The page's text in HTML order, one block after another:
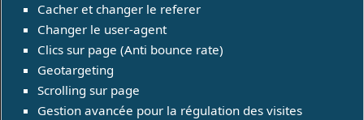
Cacher et changer le referer
Changer le user-agent
Clics sur page (Anti bounce rate)
Geotargeting
Scrolling sur page
Gestion avancée pour la régulation des visites